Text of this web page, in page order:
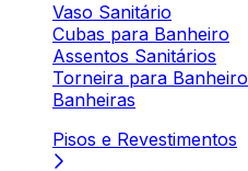
Vaso Sanitário
Cubas para Banheiro
Assentos Sanitários
Torneira para Banheiro
Banheiras
Pisos e Revestimentos